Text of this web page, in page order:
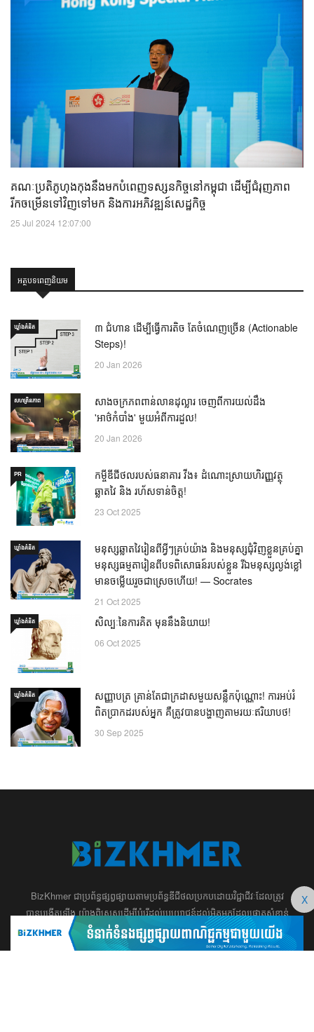
គណៈប្រតិភូហុងកុងនឹងមកបំពេញទស្សនកិច្ចនៅកម្ពុជា ដើម្បីជំរុញភាព
រីកចម្រើនទៅវិញទៅមក និងការអភិវឌ្ឍន៍សេដ្ឋកិច្ច
25 Jul 2024 12:07:00
អត្ថបទពេញនិយម
ឃ្លាំង​គំនិត
៣ ជំហាន ដើម្បីធ្វើការតិច តែចំណេញច្រើន (Actionable
Steps)!
20 Jan 2026
សហគ្រិនភាព
សាងចក្រភពពាន់លានដុល្លារ ចេញពីការយល់ដឹង
'អាថ៌កំបាំង' មួយអំពីការដួល!
20 Jan 2026
PR
កម្ចីឌីជីថលរបស់ធនាគារ វីង៖ ដំណោះស្រាយហិរញ្ញវត្ថុ
ឆ្លាតវៃ និង រហ័សទាន់ចិត្ត!
23 Oct 2025
ឃ្លាំង​គំនិត
មនុស្សឆ្លាតវៃរៀនពីអ្វីៗគ្រប់យ៉ាង និងមនុស្សជុំវិញខ្លួនគ្រប់គ្នា
មនុស្សធម្មតារៀនពីបទពិសោធន៍របស់ខ្លួន រីឯមនុស្សល្ងង់ខ្លៅ
មានចម្លើយរួចជាស្រេចហើយ! — Socrates
21 Oct 2025
ឃ្លាំង​គំនិត សិល្បៈនៃការគិត មុននឹងនិយាយ!
06 Oct 2025
ឃ្លាំង​គំនិត
សញ្ញាបត្រ គ្រាន់តែជាក្រដាសមួយសន្លឹកប៉ុណ្ណោះ! ការអប់រំ
ពិតប្រាកដរបស់អ្នក គឺត្រូវបានបង្ហាញតាមរយៈឥរិយាបថ!
30 Sep 2025
BizKhmer ​ជា​​ប្រព័ន្ធ​ផ្សព្វផ្សាយ​តាម​ប្រព័ន្ធ​ឌីជីថល​​​ប្រកប​ដោយ​វិជ្ជាជីវៈ​ដែល​​​ត្រូវ​
បាន​បង្កើតឡើង យ៉ាង​ពិសេស​​ដើម្បី​បំរើ​ដល់​ប្រយោជន៍​​​ដល់​មិត្ត​អ្នក​ដែល​ផ្ដោត​សំខាន់​
ទៅ​លើ​អត្ថបទ​ សហគ្រិន​ភាព អប់រំ ​​អាជីវកម្ម​ ​ការ​វិនិយោគ​ ​អភិវឌ្ឍន៍​អាជីព​ និង​
អចលនទ្រព្យ។ ​ក្រុម​​ការងារ​របស់​យើង​ ​​ មាន​ឆន្ទៈ​​មុតមាំ​​​ក្នុង​​ការ​សរសេរ​​អត្ថបទ​​ ដែល​
X